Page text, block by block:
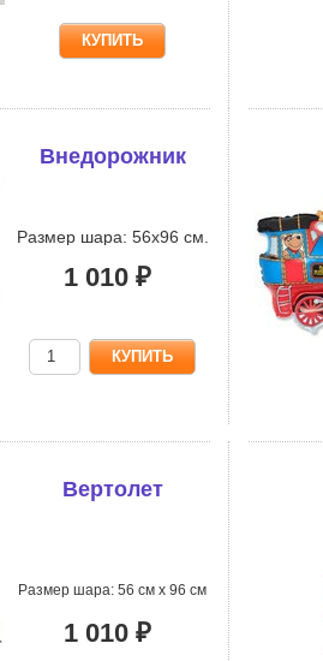
Внедорожник
Размер шара: 56х96 см.
1 010 ₽
Вертолет
Размер шара: 56 см х 96 см
1 010 ₽